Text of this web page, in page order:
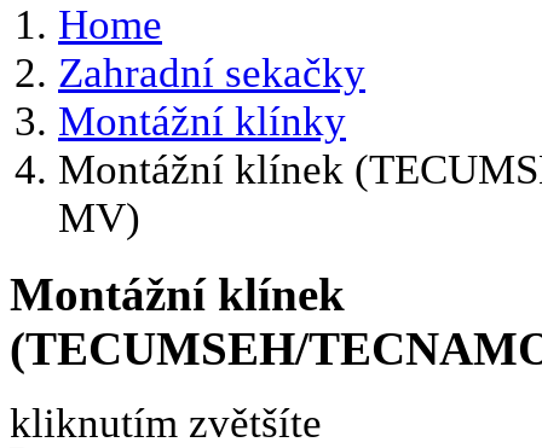
Home
Zahradní sekačky
Montážní klínky
Montážní klínek
MV)
Montážní klínek
(TECUMSEH/
kliknutím zvětšíte